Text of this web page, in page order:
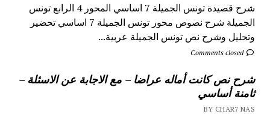
شرح قصيدة تونس الجميلة 7 اساسي المحور 4 الرابع تونس
الجميلة شرح نصوص محور تونس الجميلة 7 اساسي تحضير
وتحليل وشرح نص تونس الجميلة عربية...
Comments closed
شرح نص كانت أماله عراضا – مع الاجابة عن الاسئلة –
ثامنة أساسي
BY CHAR7 NAS